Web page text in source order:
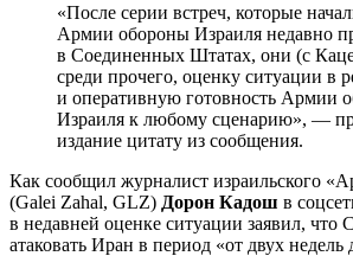
«После серии встреч, которые
Армии обороны Израиля недавно
в Соединенных Штатах, они (с
среди прочего, оценку ситуации в
и оперативную готовность Армии
Израиля к любому сценарию», —
издание цитату из сообщения.
Как сообщил журналист израильского
(Galei Zahal, GLZ) Дорон Кадош в
в недавней оценке ситуации заявил,
атаковать Иран в период «от двух недель